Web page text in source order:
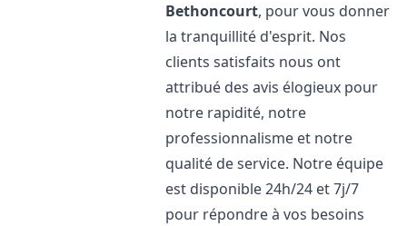
Bethoncourt, pour vous donner
la tranquillité d'esprit. Nos
clients satisfaits nous ont
attribué des avis élogieux pour
notre rapidité, notre
professionnalisme et notre
qualité de service. Notre équipe
est disponible 24h/24 et 7j/7
pour répondre à vos besoins